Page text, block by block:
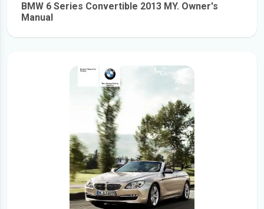
BMW 6 Series Convertible 2013 MY. Owner's
Manual